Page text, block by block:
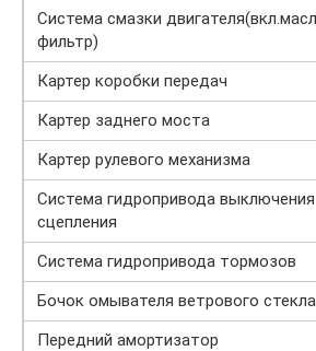
Система смазки
фильтр)
Картер коробки передач
Картер заднего моста
Картер рулевого механизма
Система гидропривода выключения
сцепления
Система гидропривода тормозов
Бочок омывателя ветрового стекла
Передний амортизатор